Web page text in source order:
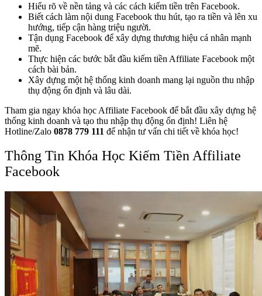
Hiểu rõ về nền tảng và các cách kiếm tiền trên Facebook.
Biết cách làm nội dung Facebook thu hút, tạo ra tiền và lên xu
hướng, tiếp cận hàng triệu người.
Tận dụng Facebook để xây dựng thương hiệu cá nhân mạnh
mẽ.
Thực hiện các bước bắt đầu kiếm tiền Affiliate Facebook một
cách bài bản.
Xây dựng một hệ thống kinh doanh mang lại nguồn thu nhập
thụ động ổn định và lâu dài.
Tham gia ngay khóa học Affiliate Facebook để bắt đầu xây dựng hệ
thống kinh doanh và tạo thu nhập thụ động ổn định! Liên hệ
Hotline/Zalo 0878 779 111 để nhận tư vấn chi tiết về khóa học!
Thông Tin Khóa Học Kiếm Tiền Affiliate
Facebook